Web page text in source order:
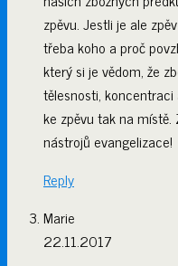
zpěvu. Jestli je ale
třeba koho a proč
který si je vědom, že
tělesnosti,
ke zpěvu tak na
nástrojů evangelizace!
Reply
Marie
22.11.2017